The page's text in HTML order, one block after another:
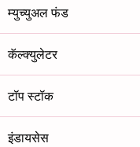
म्युच्युअल फंड
कॅल्क्युलेटर
टॉप स्टॉक
इंडायसेस